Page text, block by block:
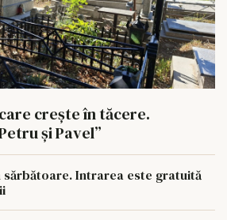
crește în tăcere.
și Pavel”
sărbătoare. Intrarea este gratuită